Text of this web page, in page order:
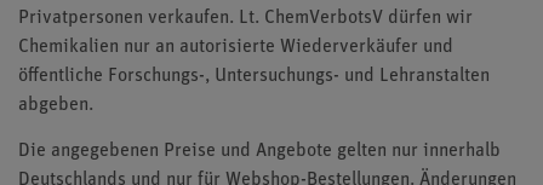
Privatpersonen verkaufen. Lt. ChemVerbotsV dürfen wir
Chemikalien nur an autorisierte Wiederverkäufer und
öffentliche Forschungs-, Untersuchungs- und Lehranstalten
abgeben.
Die angegebenen Preise und Angebote gelten nur innerhalb
Deutschlands und nur für Webshop-Bestellungen. Änderungen